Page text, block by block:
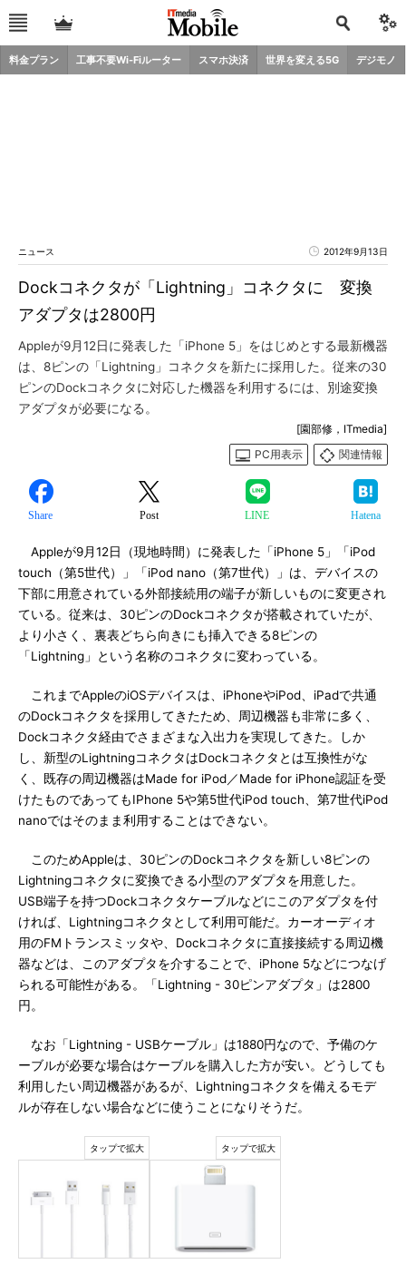
料金プラン 工事不要Wi-Fiルーター スマホ決済 世界を変える5G デジモノ
ニュース 2012年9月13日
Dockコネクタが「Lightning」コネクタに 変換
アダプタは2800円
Appleが9月12日に発表した「iPhone 5」をはじめとする最新機器
は、8ピンの「Lightning」コネクタを新たに採用した。従来の30
ピンのDockコネクタに対応した機器を利用するには、別途変換
アダプタが必要になる。
[園部修，ITmedia]
PC用表示
関連情報
Share Post LINE Hatena
Appleが9月12日（現地時間）に発表した「iPhone 5」「iPod
touch（第5世代）」「iPod nano（第7世代）」は、デバイスの
下部に用意されている外部接続用の端子が新しいものに変更され
ている。従来は、30ピンのDockコネクタが搭載されていたが、
より小さく、裏表どちら向きにも挿入できる8ピンの
「Lightning」という名称のコネクタに変わっている。
これまでAppleのiOSデバイスは、iPhoneやiPod、iPadで共通
のDockコネクタを採用してきたため、周辺機器も非常に多く、
Dockコネクタ経由でさまざまな入出力を実現してきた。しか
し、新型のLightningコネクタはDockコネクタとは互換性がな
く、既存の周辺機器はMade for iPod／Made for iPhone認証を受
けたものであってもIPhone 5や第5世代iPod touch、第7世代iPod
nanoではそのまま利用することはできない。
このためAppleは、30ピンのDockコネクタを新しい8ピンの
Lightningコネクタに変換できる小型のアダプタを用意した。
USB端子を持つDockコネクタケーブルなどにこのアダプタを付
ければ、Lightningコネクタとして利用可能だ。カーオーディオ
用のFMトランスミッタや、Dockコネクタに直接接続する周辺機
器などは、このアダプタを介することで、iPhone 5などにつなげ
られる可能性がある。「Lightning - 30ピンアダプタ」は2800
円。
なお「Lightning - USBケーブル」は1880円なので、予備のケ
ーブルが必要な場合はケーブルを購入した方が安い。どうしても
利用したい周辺機器があるが、Lightningコネクタを備えるモデ
ルが存在しない場合などに使うことになりそうだ。